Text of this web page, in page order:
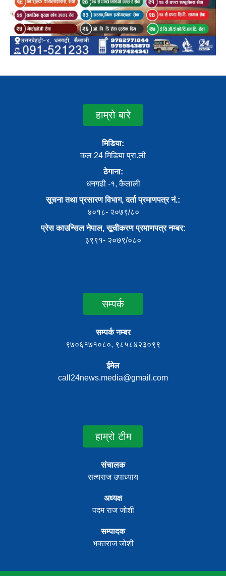
हाम्रो बारे
मिडिया:
कल 24 मिडिया प्रा.ली
ठेगाना:
धनगढी -१, कैलाली
सूचना तथा प्रसारण विभाग, दर्ता प्रमाणपत्र नं.:
४०१८- २०७९/८०
प्रेस काउन्सिल नेपाल, सूचीकरण प्रमाणपत्र नम्बर:
३९९१- २०७९/०८०
सम्पर्क
सम्पर्क नम्बर
९७०६१७१०८०, ९८५८४२३०९९
ईमेल
call24news.media@gmail.com
हाम्रो टीम
संचालक
सत्यराज उपाध्याय
अध्यक्ष
पदम राज जोशी
सम्पादक
भक्तराज जोशी